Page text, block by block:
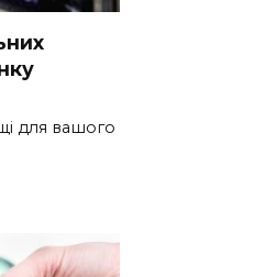
для вашого